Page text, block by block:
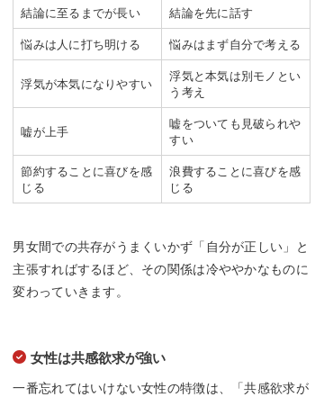
結論に至るまでが長い
結論を先に話す
悩みは人に打ち明ける
悩みはまず自分で考える
浮気が本気になりやすい
浮気と本気は別モノとい
う考え
嘘が上手
嘘をついても見破られや
すい
節約することに喜びを感
じる
浪費することに喜びを感
じる
男女間での共存がうまくいかず「自分が正しい」と
主張すればするほど、その関係は冷ややかなものに
変わっていきます。
女性は共感欲求が強い
一番忘れてはいけない女性の特徴は、「共感欲求が